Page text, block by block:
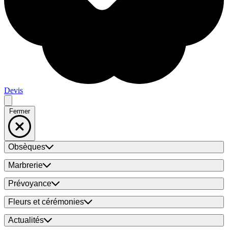
Devis
Fermer
Obsèques
Marbrerie
Prévoyance
Fleurs et cérémonies
Actualités